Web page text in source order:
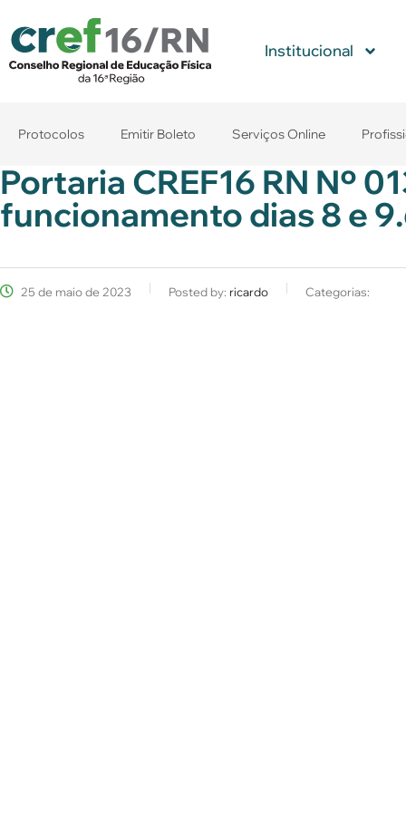
Institucional
Protocolos Emitir Boleto Serviços Online
Portaria CREF16 RN Nº
funcionamento dias 8 e
25 de maio de 2023 Posted by: ricardo Categorias: